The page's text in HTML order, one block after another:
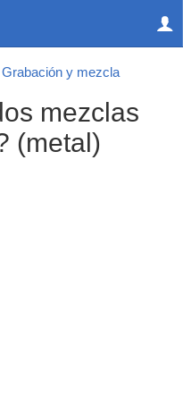
Grabación y mezcla
mezclas
(metal)